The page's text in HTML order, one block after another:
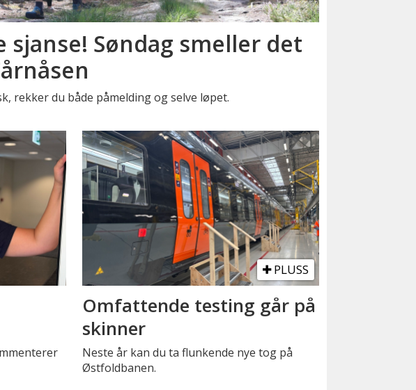
sjanse! Søndag smeller det
rekker du både påmelding og selve løpet.
PLUSS
Omfattende testing går på
skinner
Neste år kan du ta flunkende nye tog på
Østfoldbanen.